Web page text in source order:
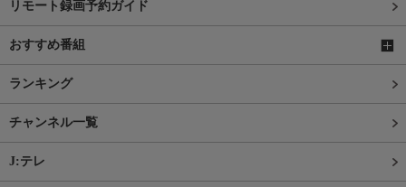
リモート録画予約ガイド
おすすめ番組
ランキング
チャンネル一覧
J:テレ